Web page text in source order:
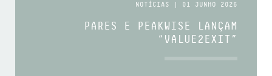
NOTÍCIAS | 01 JUNHO 2026
PARES E PEAKWISE LANÇAM
“VALUE2EXIT”